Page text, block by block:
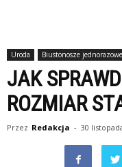
Uroda Biustonosze jednorazowe
JAK
ROZMIAR
Przez Redakcja - 30